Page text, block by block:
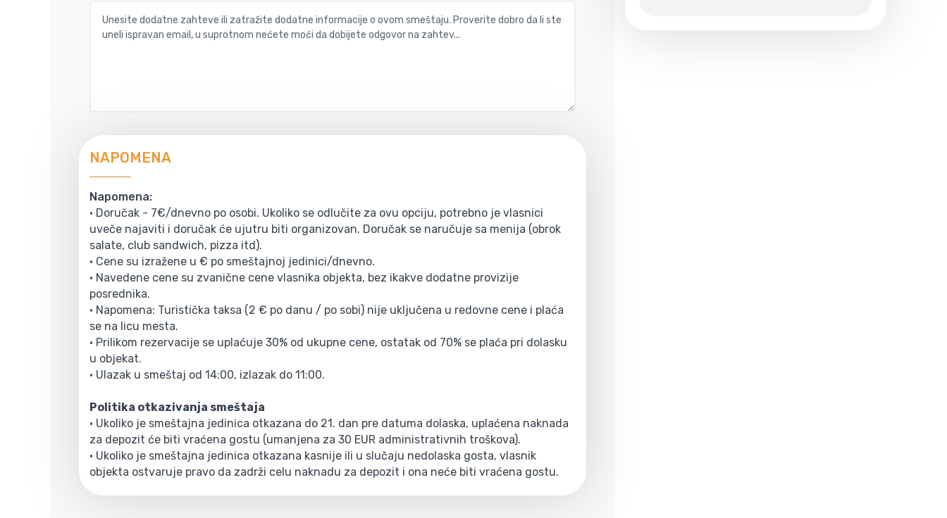
NAPOMENA
Napomena:
• Doručak - 7€/dnevno po osobi. Ukoliko se odlučite za ovu opciju, potrebno je vlasnici
uveče najaviti i doručak će ujutru biti organizovan. Doručak se naručuje sa menija (obrok
salate, club sandwich, pizza itd).
• Cene su izražene u € po smeštajnoj jedinici/dnevno.
• Navedene cene su zvanične cene vlasnika objekta, bez ikakve dodatne provizije
posrednika.
• Napomena: Turistička taksa (2 € po danu / po sobi) nije uključena u redovne cene i plaća
se na licu mesta.
• Prilikom rezervacije se uplaćuje 30% od ukupne cene, ostatak od 70% se plaća pri dolasku
u objekat.
• Ulazak u smeštaj od 14:00, izlazak do 11:00.
Politika otkazivanja smeštaja
• Ukoliko je smeštajna jedinica otkazana do 21. dan pre datuma dolaska, uplaćena naknada
za depozit će biti vraćena gostu (umanjena za 30 EUR administrativnih troškova).
• Ukoliko je smeštajna jedinica otkazana kasnije ili u slučaju nedolaska gosta, vlasnik
objekta ostvaruje pravo da zadrži celu naknadu za depozit i ona neće biti vraćena gostu.